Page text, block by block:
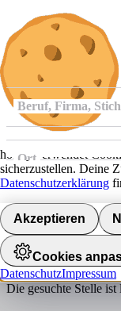
Anmelden
Beruf, Firma,
Ort
Umkreis
Jobs finden
Job nicht
Die gesuchte Stelle
hokify verwendet
sicherzustellen. Deine
Datenschutzerklärung
Akzeptieren
Cookies
DatenschutzImpressum